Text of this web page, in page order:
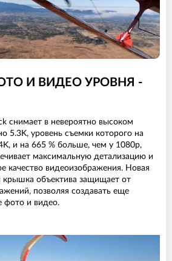
И ВИДЕО УРОВНЯ -
снимает в невероятно высоком
5.3K, уровень съемки которого на
и на 665 % больше, чем у 1080p,
максимальную детализацию и
качество видеоизображения. Новая
крышка объектива защищает от
позволяя создавать еще
фото и видео.